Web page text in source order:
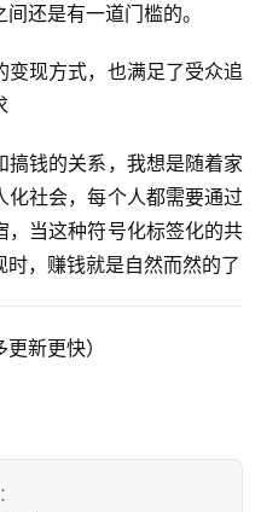
还是有一道门槛的。
变现方式，也满足了受众追
钱的关系，我想是随着家
化社会，每个人都需要通过
，当这种符号化标签化的共
，赚钱就是自然而然的了
新更快）